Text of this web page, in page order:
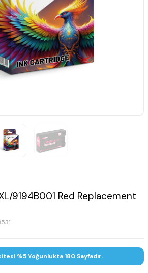
9194B001 Red Replacement
%5 Yoğunlukta 180 Sayfadır.